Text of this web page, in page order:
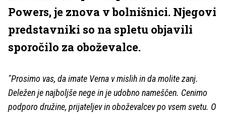
Powers, je znova v bolnišnici. Njegovi
predstavniki so na spletu objavili
sporočilo za oboževalce.
"Prosimo vas, da imate Verna v mislih in da molite zanj.
Deležen je najboljše nege in je udobno nameščen. Cenimo
podporo družine, prijateljev in oboževalcev po vsem svetu. O